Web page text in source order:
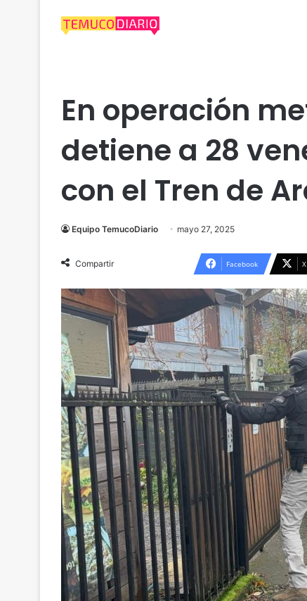
En operación
detiene a 28
con el Tren de
Equipo TemucoDiario mayo 27, 2025
Compartir Facebook X